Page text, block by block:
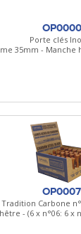
Porte clés
35mm - Manche
Tradition Carbone
- (6 x n°06: 6 x